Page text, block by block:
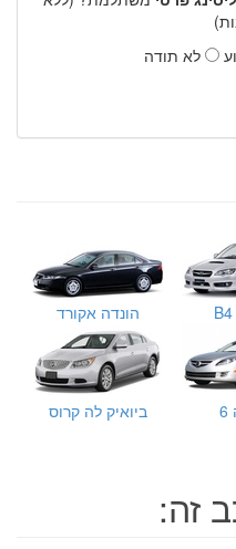
לא תודה
הונדה אקורד
ביואיק לה קרוס
זה: